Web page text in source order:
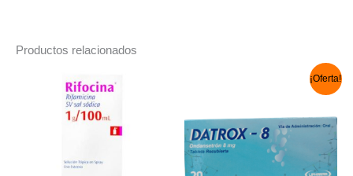
Productos relacionados
¡Oferta!
S/ 65.00.S/ 49.00.